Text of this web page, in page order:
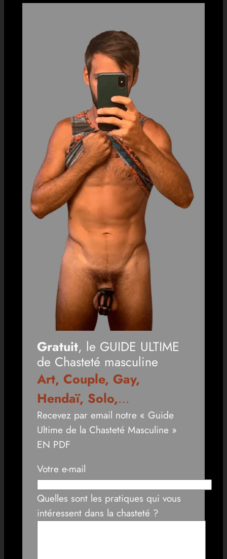
Gratuit, le GUIDE ULTIME
de Chasteté masculine
Art, Couple, Gay,
Hendaï, Solo,…
Recevez par email notre « Guide
Ultime de la Chasteté Masculine »
EN PDF
Votre e-mail
Quelles sont les pratiques qui vous
intéressent dans la chasteté ?